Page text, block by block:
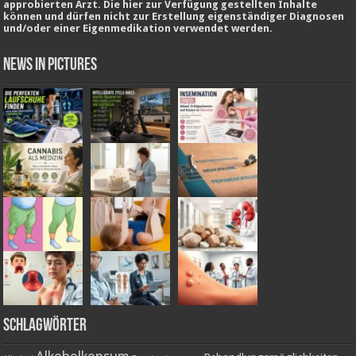
approbierten Arzt. Die hier zur Verfügung gestellten Inhalte
können und dürfen nicht zur Erstellung eigenständiger Diagnosen
und/oder einer Eigenmedikation verwendet werden.
News in Pictures
Schlagwörter